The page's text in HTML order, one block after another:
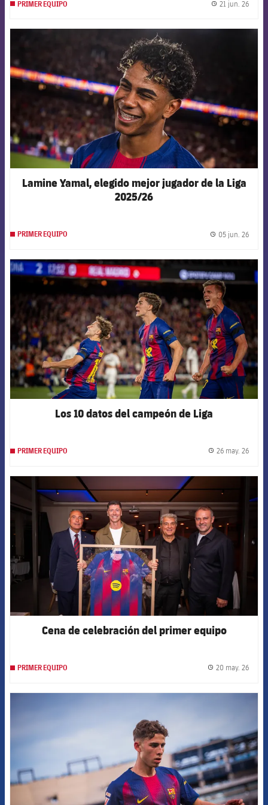
PRIMER EQUIPO 21 jun. 26
FCB Barcelona badge
Lamine Yamal, elegido mejor jugador de la Liga
2025/26
PRIMER EQUIPO 05 jun. 26
FCB Barcelona badge
Los 10 datos del campeón de Liga
PRIMER EQUIPO 26 may. 26
FCB Barcelona badge
Cena de celebración del primer equipo
PRIMER EQUIPO 20 may. 26